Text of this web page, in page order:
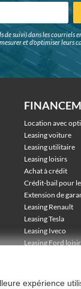
suivi) dans les courriels
et d'optimiser leurs
Location avec
Leasing voiture
Leasing utilitaire
Leasing loisirs
Achat à crédit
Crédit-bail pour
Extension de
Leasing Renault
Leasing Tesla
Leasing Iveco
Leasing Ford
expérience